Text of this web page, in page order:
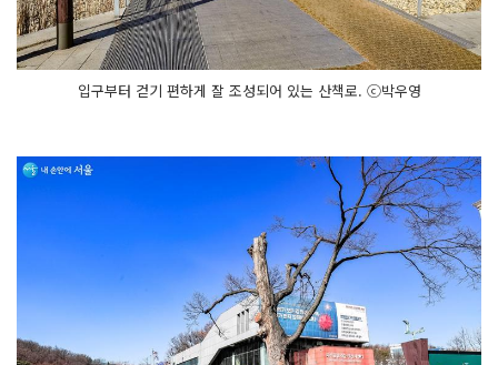
입구부터 걷기 편하게 잘 조성되어 있는 산책로. ⓒ박우영